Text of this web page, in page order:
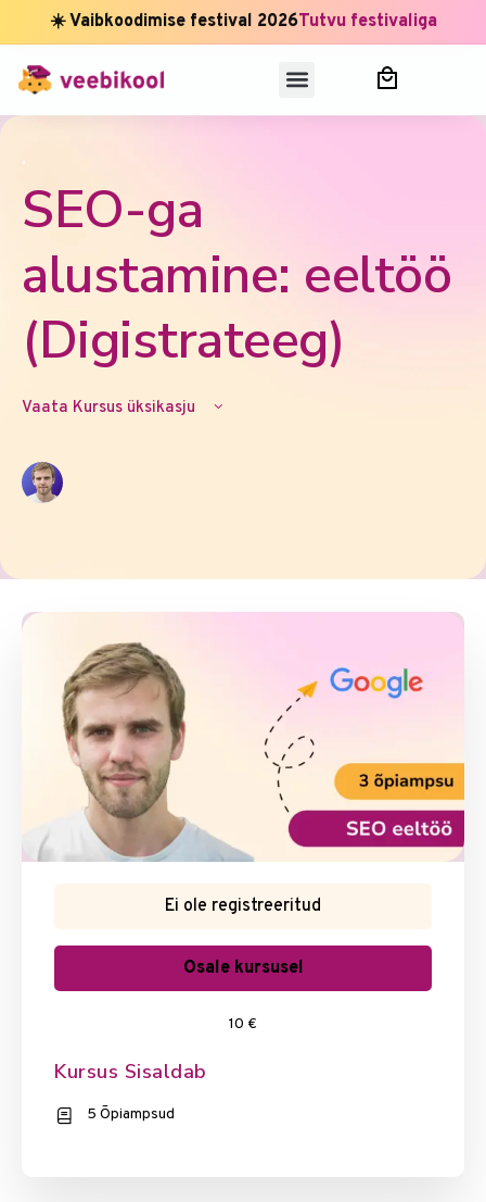
☀️ Vaibkoodimise festival 2026Tutvu festivaliga
,
SEO-ga
alustamine: eeltöö
(Digistrateeg)
Vaata Kursus üksikasju
Ei ole registreeritud
Osale kursusel
10 €
Kursus Sisaldab
5 Õpiampsud